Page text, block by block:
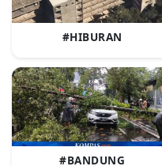
#HIBURAN
#BANDUNG